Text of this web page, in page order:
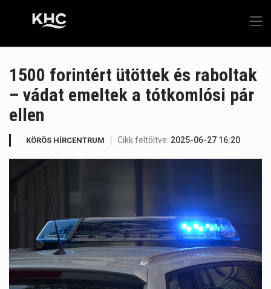
1500 forintért ütöttek és raboltak
– vádat emeltek a tótkomlósi pár
ellen
KÖRÖS HÍRCENTRUM Cikk feltöltve: 2025-06-27 16:20